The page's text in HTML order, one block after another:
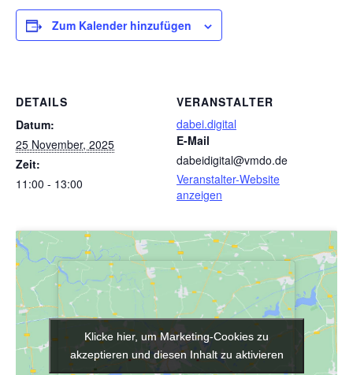
Zum Kalender hinzufügen
DETAILS
Datum:
25 November, 2025
Zeit:
11:00 - 13:00
VERANSTALTER
dabei.digital
E-Mail
dabeidigital@vmdo.de
Veranstalter-Website
anzeigen
Klicke hier, um Marketing-Cookies zu
akzeptieren und diesen Inhalt zu aktivieren
Klicke hier, um Marketing-Cookies zu
akzeptieren und diesen Inhalt zu aktivieren